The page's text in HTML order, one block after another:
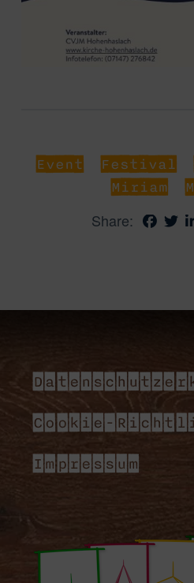
Event Festival
Miriam
Share:
Cookie-
Impressum